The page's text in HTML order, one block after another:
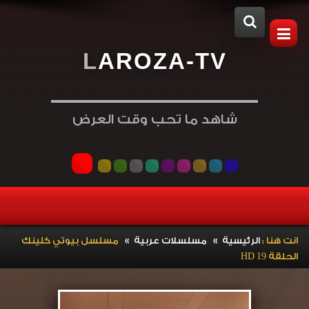
LAROZA-TV
شاهد ما تحب وقت العرض
انت هنا :الرئيسية » مسلسلات عربية » مسلسل بيوتي كلينك
الحلقة 19 HD